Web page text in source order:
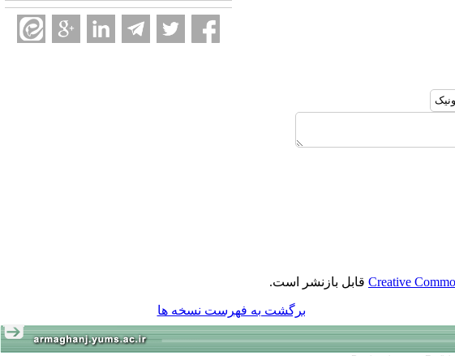
Creative قابل بازنشر است.
برگشت به فهرست نسخه ها